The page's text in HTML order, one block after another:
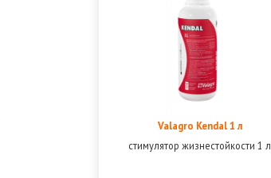
Valagro Kendal 1 л
стимулятор жизнестойкости 1 л